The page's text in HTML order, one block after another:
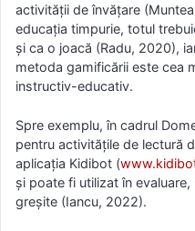
activității de învățare
educația timpurie, totul
și ca o joacă (Radu, 2020),
metoda gamificării este cea
instructiv-educativ.
Spre exemplu, în cadrul
pentru activitățile de lectură
aplicația Kidibot (
și poate fi utilizat în
greșite (Iancu, 2022).